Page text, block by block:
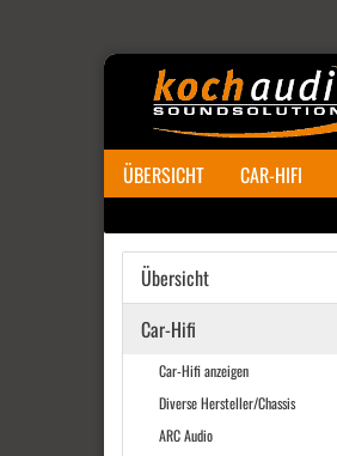
ÜBERSICHT CAR-HIFI
Übersicht
Car-Hifi
Car-Hifi anzeigen
Diverse Hersteller/Chassis
ARC Audio